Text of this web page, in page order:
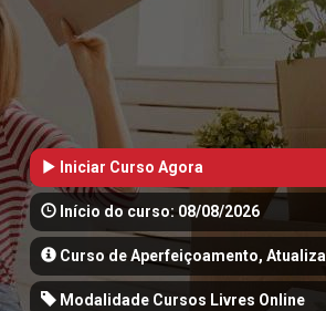
Iniciar Curso Agora
Início do curso: 08/08/2026
Curso de Aperfeiçoamento,
Modalidade Cursos Livres Online